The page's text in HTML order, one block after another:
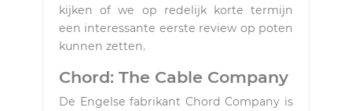
kijken of we op redelijk korte termijn
een interessante eerste review op poten
kunnen zetten.
Chord: The Cable Company
De Engelse fabrikant Chord Company is